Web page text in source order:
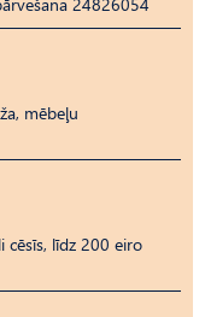
24826054
mēbeļu
cēsīs, līdz 200 eiro